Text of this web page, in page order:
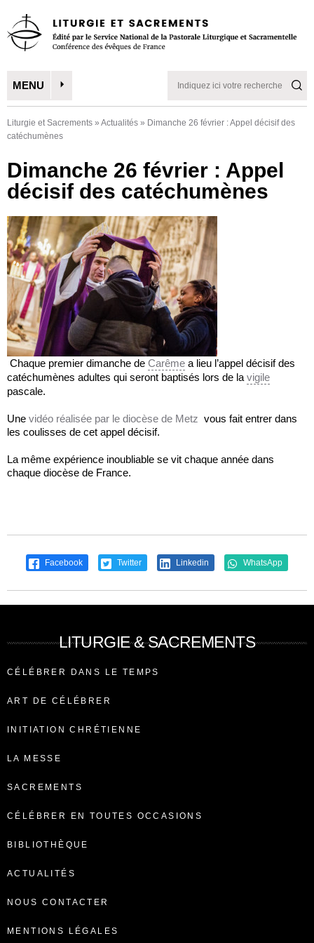
MENU
Liturgie et Sacrements » Actualités » Dimanche 26 février : Appel décisif des
catéchumènes
Dimanche 26 février : Appel
décisif des catéchumènes
Chaque premier dimanche de Carême a lieu l’appel décisif des
catéchumènes adultes qui seront baptisés lors de la vigile
pascale.
Une vidéo réalisée par le diocèse de Metz vous fait entrer dans
les coulisses de cet appel décisif.
La même expérience inoubliable se vit chaque année dans
chaque diocèse de France.
Facebook Twitter Linkedin WhatsApp
LITURGIE & SACREMENTS
CÉLÉBRER DANS LE TEMPS
ART DE CÉLÉBRER
INITIATION CHRÉTIENNE
LA MESSE
SACREMENTS
CÉLÉBRER EN TOUTES OCCASIONS
BIBLIOTHÈQUE
ACTUALITÉS
NOUS CONTACTER
MENTIONS LÉGALES